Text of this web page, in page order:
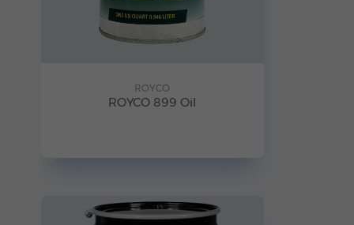
ROYCO
ROYCO 899 Oil